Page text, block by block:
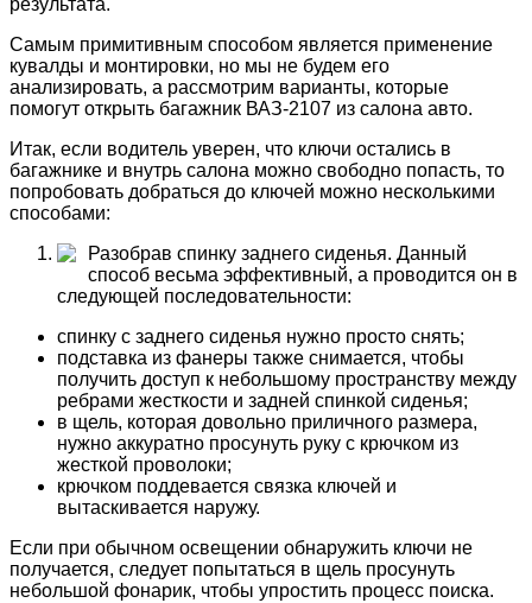
результата.
Самым примитивным способом является применение
кувалды и монтировки, но мы не будем его
анализировать, а рассмотрим варианты, которые
помогут открыть багажник ВАЗ-2107 из салона авто.
Итак, если водитель уверен, что ключи остались в
багажнике и внутрь салона можно свободно попасть, то
попробовать добраться до ключей можно несколькими
способами:
Разобрав спинку заднего сиденья. Данный
способ весьма эффективный, а проводится он в
следующей последовательности:
спинку с заднего сиденья нужно просто снять;
подставка из фанеры также снимается, чтобы
получить доступ к небольшому пространству между
ребрами жесткости и задней спинкой сиденья;
в щель, которая довольно приличного размера,
нужно аккуратно просунуть руку с крючком из
жесткой проволоки;
крючком поддевается связка ключей и
вытаскивается наружу.
Если при обычном освещении обнаружить ключи не
получается, следует попытаться в щель просунуть
небольшой фонарик, чтобы упростить процесс поиска.